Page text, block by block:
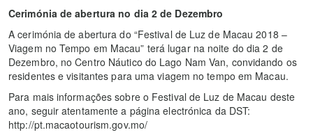
Cerimónia de abertura no dia 2 de Dezembro
A cerimónia de abertura do “Festival de Luz de Macau 2018 –
Viagem no Tempo em Macau” terá lugar na noite do dia 2 de
Dezembro, no Centro Náutico do Lago Nam Van, convidando os
residentes e visitantes para uma viagem no tempo em Macau.
Para mais informações sobre o Festival de Luz de Macau deste
ano, seguir atentamente a página electrónica da DST:
http://pt.macaotourism.gov.mo/